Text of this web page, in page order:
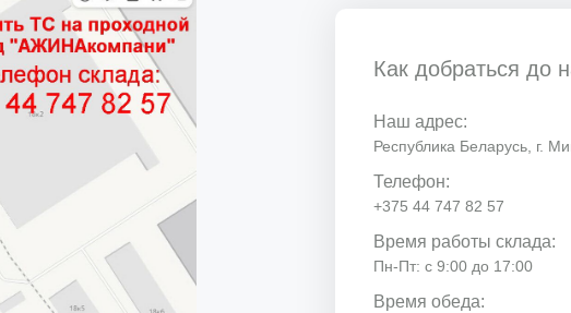
Как добраться до
Наш адрес:
Республика Беларусь, г.
Телефон:
+375 44 747 82 57
Время работы склада:
Пн-Пт: с 9:00 до 17:00
Время обеда: